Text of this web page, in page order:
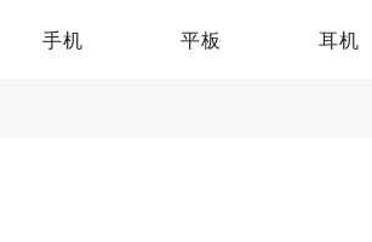
手机 平板 耳机